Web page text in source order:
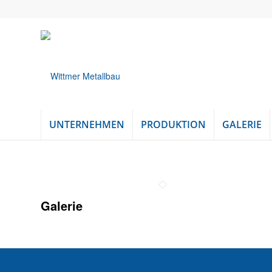
UNTERNEHMEN PRODUKTION GALERIE
Galerie